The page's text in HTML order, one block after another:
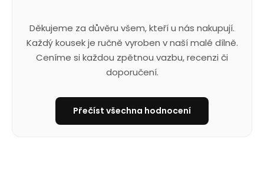
Děkujeme za důvěru všem, kteří u nás nakupují.
Každý kousek je ručně vyroben v naší malé dílně.
Ceníme si každou zpětnou vazbu, recenzi či
doporučení.
Přečíst všechna hodnocení